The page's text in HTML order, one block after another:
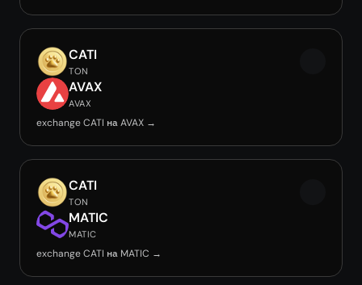
CATI
TON
AVAX
AVAX
exchange CATI на AVAX →
CATI
TON
MATIC
MATIC
exchange CATI на MATIC →